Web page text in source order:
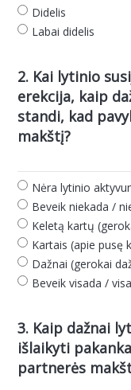
Didelis
Labai didelis
2. Kai lytinio
erekcija, kaip
standi, kad
makštį?
Nėra lytinio
Beveik niekada /
Keletą kartų
Kartais (apie pusę
Dažnai (gerokai
Beveik visada /
3. Kaip dažnai
išlaikyti
partnerės